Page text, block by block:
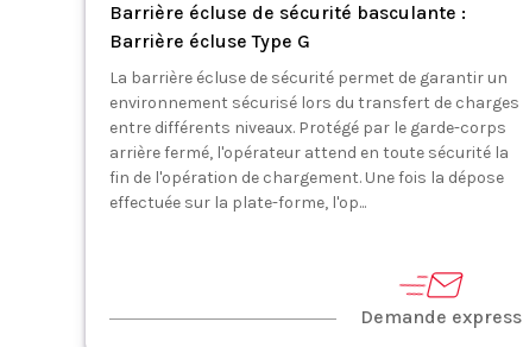
Barrière écluse de sécurité basculante :
Barrière écluse Type G
La barrière écluse de sécurité permet de garantir un
environnement sécurisé lors du transfert de charges
entre différents niveaux. Protégé par le garde-corps
arrière fermé, l'opérateur attend en toute sécurité la
fin de l'opération de chargement. Une fois la dépose
effectuée sur la plate-forme, l'op...
Demande express